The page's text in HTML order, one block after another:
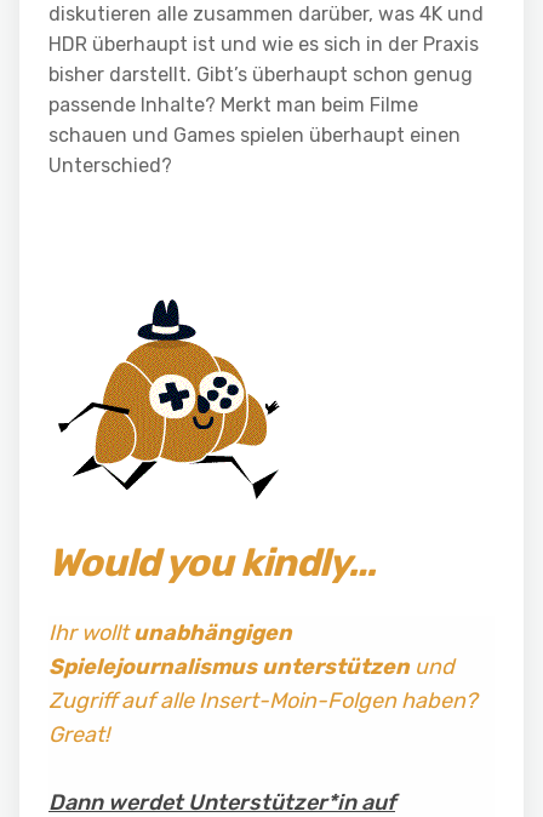
diskutieren alle zusammen darüber, was 4K und
HDR überhaupt ist und wie es sich in der Praxis
bisher darstellt. Gibt’s überhaupt schon genug
passende Inhalte? Merkt man beim Filme
schauen und Games spielen überhaupt einen
Unterschied?
Would you kindly…
Ihr wolltunabhängigen
Spielejournalismus unterstützenund
Zugriff auf alle Insert-Moin-Folgen haben?
Great!
Dann werdet Unterstützer*in auf